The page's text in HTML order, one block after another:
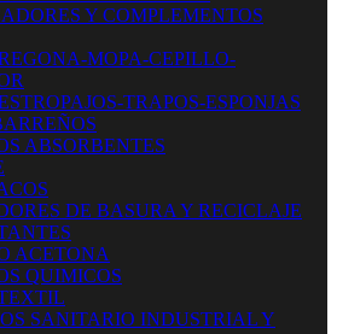
Y COMPLEMENTOS
MOPA-CEPILLO-
TRAPOS-ESPONJAS
ABSORBENTES
DE BASURA Y RECICLAJE
ACETONA
QUIMICOS
SANITARIO INDUSTRIAL Y